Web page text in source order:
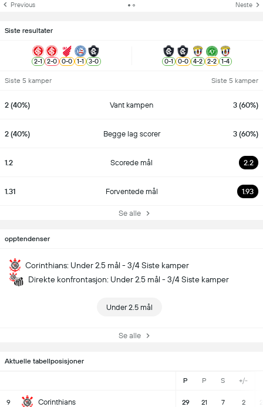
Previous Neste
Siste resultater
2-1 2-0 0-0 1-1 3-0 0-1 0-0 4-2 2-2 1-4
Siste 5 kamper Siste 5 kamper
2 (40%) Vant kampen 3 (60%)
2 (40%) Begge lag scorer 3 (60%)
1.2 Scorede mål 2.2
1.31 Forventede mål 1.93
Se alle
opptendenser
Corinthians: Under 2.5 mål - 3/4 Siste kamper
Direkte konfrontasjon: Under 2.5 mål - 3/4 Siste kamper
Under 2.5 mål
Se alle
Aktuelle tabellposisjoner
P P S +/-
9 Corinthians 29 21 7 2